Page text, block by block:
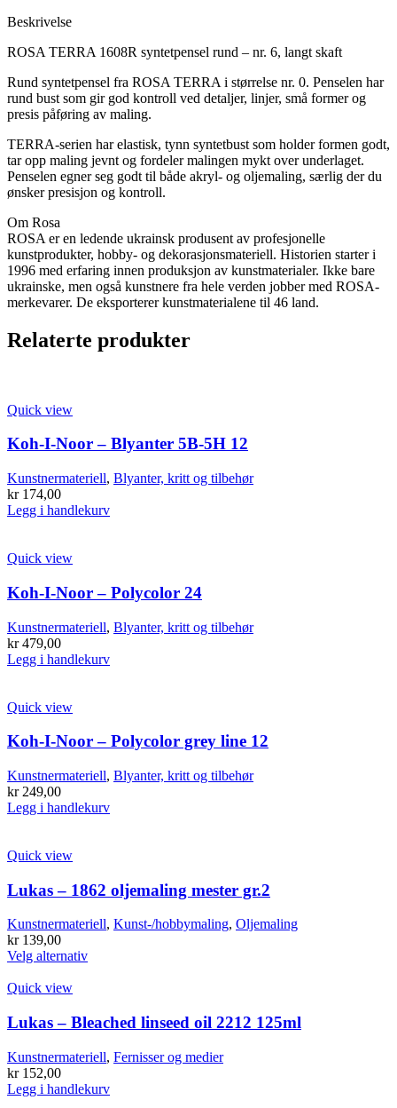
Beskrivelse
ROSA TERRA 1608R syntetpensel rund – nr. 6, langt skaft
Rund syntetpensel fra ROSA TERRA i størrelse nr. 0. Penselen har
rund bust som gir god kontroll ved detaljer, linjer, små former og
presis påføring av maling.
TERRA-serien har elastisk, tynn syntetbust som holder formen godt,
tar opp maling jevnt og fordeler malingen mykt over underlaget.
Penselen egner seg godt til både akryl- og oljemaling, særlig der du
ønsker presisjon og kontroll.
Om Rosa
ROSA er en ledende ukrainsk produsent av profesjonelle
kunstprodukter, hobby- og dekorasjonsmateriell. Historien starter i
1996 med erfaring innen produksjon av kunstmaterialer. Ikke bare
ukrainske, men også kunstnere fra hele verden jobber med ROSA-
merkevarer. De eksporterer kunstmaterialene til 46 land.
Relaterte produkter
Quick view
Koh-I-Noor – Blyanter 5B-5H 12
Kunstnermateriell, Blyanter, kritt og tilbehør
kr174,00
Legg i handlekurv
Quick view
Koh-I-Noor – Polycolor 24
Kunstnermateriell, Blyanter, kritt og tilbehør
kr479,00
Legg i handlekurv
Quick view
Koh-I-Noor – Polycolor grey line 12
Kunstnermateriell, Blyanter, kritt og tilbehør
kr249,00
Legg i handlekurv
Quick view
Lukas – 1862 oljemaling mester gr.2
Kunstnermateriell, Kunst-/hobbymaling, Oljemaling
kr139,00
Velg alternativDette
varianter.
Alternativene
kan
velges
på
produktsiden
Quick view
Lukas – Bleached linseed oil 2212 125ml
Kunstnermateriell, Fernisser og medier
kr152,00
Legg i handlekurv